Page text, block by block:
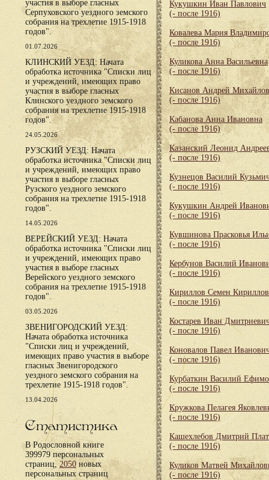
участия в выборе гласных
Серпуховского уездного земского
собрания на трехлетие 1915-1918
годов".
01.07.2026
КЛИНСКИЙ УЕЗД: Начата
обработка источника "Списки лиц
и учреждений, имеющих право
участия в выборе гласных
Клинского уездного земского
собрания на трехлетие 1915-1918
годов".
24.05.2026
РУЗСКИЙ УЕЗД: Начата
обработка источника "Списки лиц
и учреждений, имеющих право
участия в выборе гласных
Рузского уездного земского
собрания на трехлетие 1915-1918
годов".
14.05.2026
ВЕРЕЙСКИЙ УЕЗД: Начата
обработка источника "Списки лиц
и учреждений, имеющих право
участия в выборе гласных
Верейского уездного земского
собрания на трехлетие 1915-1918
годов".
03.05.2026
ЗВЕНИГОРОДСКИЙ УЕЗД:
Начата обработка источника
"Списки лиц и учреждений,
имеющих право участия в выборе
гласных Звенигородского
уездного земского собрания на
трехлетие 1915-1918 годов".
13.04.2026
Статистика
В Родословной книге
399979 персональных
страниц,2050 новых
персональных страниц
Кукушкин Иван Павлович
(- после 1916)
Ковалева Мария
(- после 1916)
Куликова Анна Васильевна
(- после 1916)
Кисанов Андрей
(- после 1916)
Кабанова Анна Ивановна
(- после 1916)
Казанский Леонид
(- после 1916)
Кузнецов Василий
(- после 1916)
Кукушкин Андрей
(- после 1916)
Кувшинова Прасковья
(- после 1916)
Кербунов Василий
(- после 1916)
Кириллов Семен
(- после 1916)
Костарев Иван
(- после 1916)
Коновалов Павел
(- после 1916)
Курбаткин Василий
(- после 1916)
Кружкова Пелагея
(- после 1916)
Кашехлебов Дмитрий
(- после 1916)
Куликов Матвей
(- после 1916)